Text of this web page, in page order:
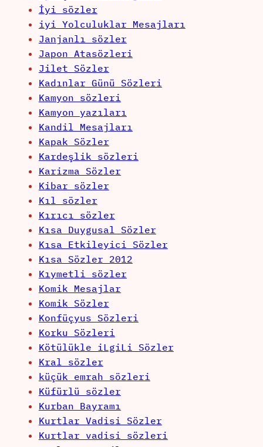
İyi sözler
iyi Yolculuklar Mesajları
Janjanlı sözler
Japon Atasözleri
Jilet Sözler
Kadınlar Günü Sözleri
Kamyon sözleri
Kamyon yazıları
Kandil Mesajları
Kapak Sözler
Kardeşlik sözleri
Karizma Sözler
Kibar sözler
Kıl sözler
Kırıcı sözler
Kısa Duygusal Sözler
Kısa Etkileyici Sözler
Kısa Sözler 2012
Kıymetli sözler
Komik Mesajlar
Komik Sözler
Konfüçyus Sözleri
Korku Sözleri
Kötülükle iLgiLi Sözler
Kral sözler
küçük emrah sözleri
Küfürlü sözler
Kurban Bayramı
Kurtlar Vadisi Sözler
Kurtlar vadisi sözleri